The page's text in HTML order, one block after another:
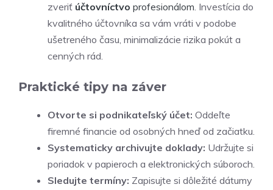
zveriť účtovníctvo profesionálom. Investícia do
kvalitného účtovníka sa vám vráti v podobe
ušetreného času, minimalizácie rizika pokút a
cenných rád.
Praktické tipy na záver
Otvorte si podnikateľský účet: Oddeľte
firemné financie od osobných hneď od začiatku.
Systematicky archivujte doklady: Udržujte si
poriadok v papieroch a elektronických súboroch.
Sledujte termíny: Zapisujte si dôležité dátumy